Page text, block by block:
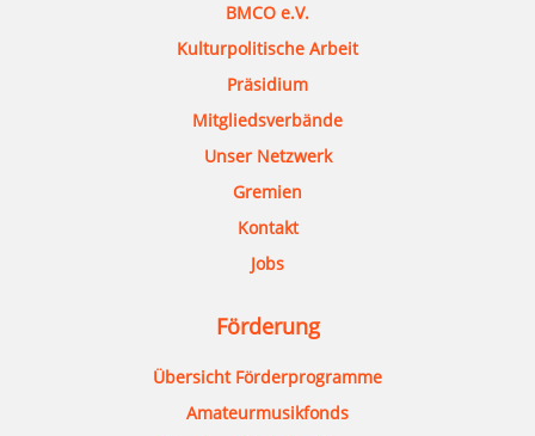
BMCO e.V.
Kulturpolitische Arbeit
Präsidium
Mitgliedsverbände
Unser Netzwerk
Gremien
Kontakt
Jobs
Förderung
Übersicht Förderprogramme
Amateurmusikfonds